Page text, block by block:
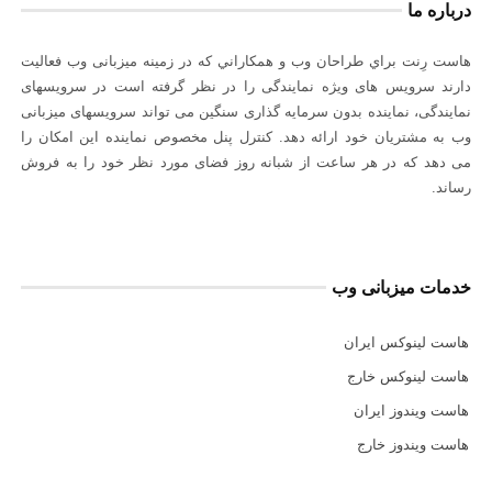
درباره ما
هاست رِنت براي طراحان وب و همكاراني كه در زمينه میزبانی وب فعاليت
دارند سرويس های ويژه نمايندگی را در نظر گرفته است در سرويسهای
نمايندگی، نماينده بدون سرمايه گذاری سنگين می تواند سرویسهای میزبانی
وب به مشتریان خود ارائه دهد. کنترل پنل مخصوص نماينده اين امكان را
می دهد كه در هر ساعت از شبانه روز فضای مورد نظر خود را به فروش
رساند.
خدمات میزبانی وب
هاست لینوکس ایران
هاست لینوکس خارج
هاست ویندوز ایران
هاست ویندوز خارج